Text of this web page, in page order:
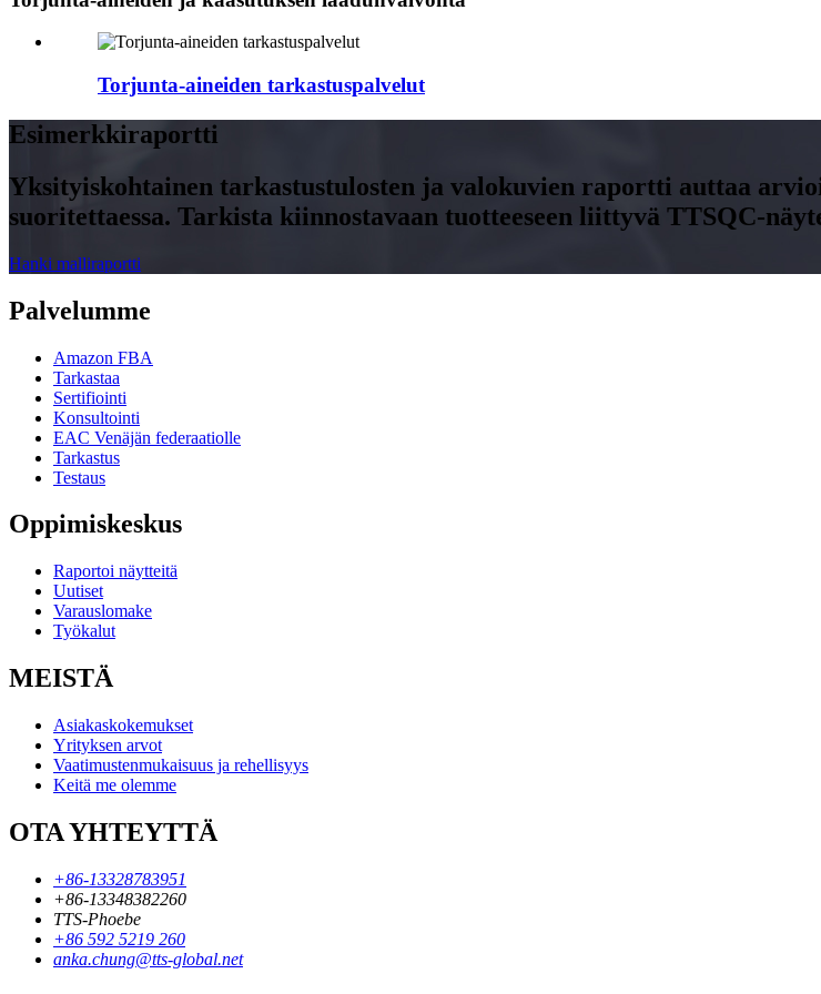
Torjunta-aineiden tarkastuspalvelut
Esimerkkiraportti
Yksityiskohtainen tarkastustulosten ja valokuvien raportti auttaa
suoritettaessa. Tarkista kiinnostavaan tuotteeseen liittyvä TTSQC-
Hanki malliraportti
Palvelumme
Amazon FBA
Tarkastaa
Sertifiointi
Konsultointi
EAC Venäjän federaatiolle
Tarkastus
Testaus
Oppimiskeskus
Raportoi näytteitä
Uutiset
Varauslomake
Työkalut
MEISTÄ
Asiakaskokemukset
Yrityksen arvot
Vaatimustenmukaisuus ja rehellisyys
Keitä me olemme
OTA YHTEYTTÄ
+86-13328783951
+86-13348382260
TTS-Phoebe
+86 592 5219 260
anka.chung@tts-global.net